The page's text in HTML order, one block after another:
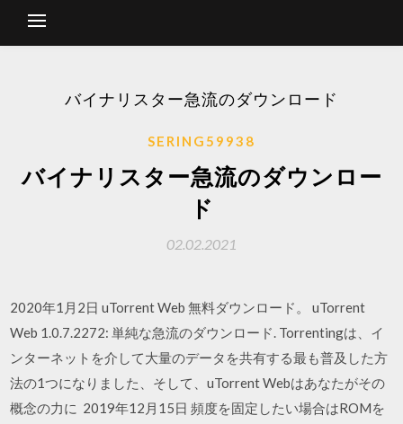
バイナリスター急流のダウンロード
SERING59938
バイナリスター急流のダウンロー
ド
02.02.2021
2020年1月2日 uTorrent Web 無料ダウンロード。 uTorrent
Web 1.0.7.2272: 単純な急流のダウンロード. Torrentingは、イ
ンターネットを介して大量のデータを共有する最も普及した方
法の1つになりました、そして、uTorrent Webはあなたがその
概念の力に 2019年12月15日 頻度を固定したい場合はROMを